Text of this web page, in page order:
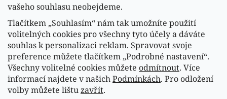
vašeho souhlasu neobejdeme.
Tlačítkem „Souhlasím“ nám tak umožníte použití
volitelných cookies pro všechny tyto účely a dáváte
souhlas k personalizaci reklam. Spravovat svoje
preference můžete tlačítkem „Podrobné nastavení“.
Všechny volitelné cookies můžete odmítnout. Více
informací najdete v našichPodmínkách. Pro odložení
volby můžete lištuzavřít.
Sledovat na Instagramu
Náš FACEBOOK